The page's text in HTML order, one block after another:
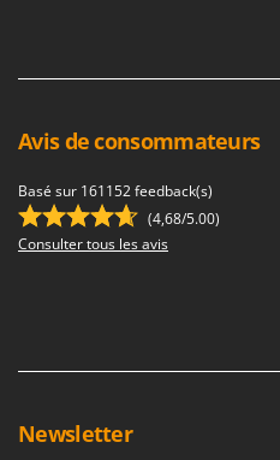
Avis de consommateurs
Basé sur 161152 feedback(s)
(4,68/5.00)
Consulter tous les avis
Newsletter